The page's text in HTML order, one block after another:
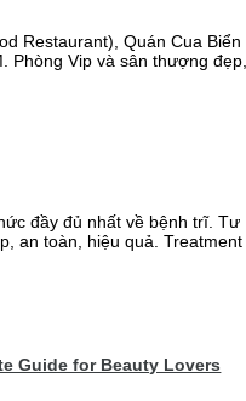
Restaurant), Quán Cua Biển
Phòng Vip và sân thượng đẹp,
đầy đủ nhất về bệnh trĩ. Tư
an toàn, hiệu quả. Treatment
Guide for Beauty Lovers